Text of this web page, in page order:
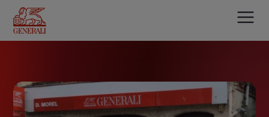
contenu
principal